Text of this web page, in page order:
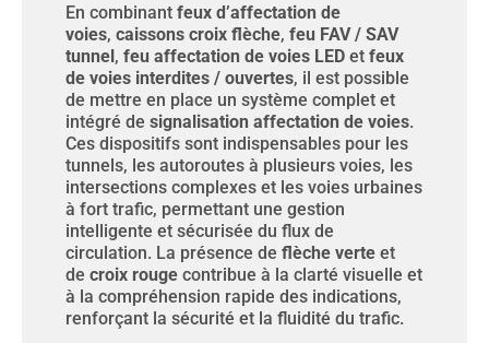
En combinant feux d’affectation de
voies, caissons croix flèche, feu FAV / SAV
tunnel, feu affectation de voies LED et feux
de voies interdites / ouvertes, il est possible
de mettre en place un système complet et
intégré de signalisation affectation de voies.
Ces dispositifs sont indispensables pour les
tunnels, les autoroutes à plusieurs voies, les
intersections complexes et les voies urbaines
à fort trafic, permettant une gestion
intelligente et sécurisée du flux de
circulation. La présence de flèche verte et
de croix rouge contribue à la clarté visuelle et
à la compréhension rapide des indications,
renforçant la sécurité et la fluidité du trafic.